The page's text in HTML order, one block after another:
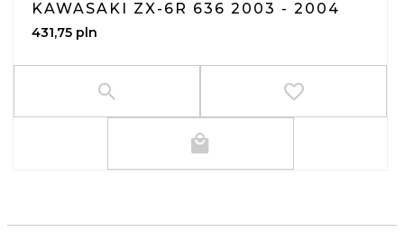
KAWASAKI ZX-6R 636 2003 - 2004
431,75 pln